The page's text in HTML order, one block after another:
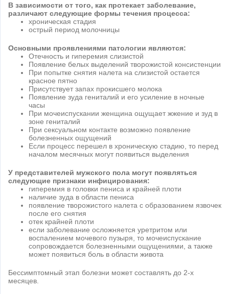
В зависимости от того, как протекает заболевание,
различают следующие формы течения процесса:
хроническая стадия
острый период молочницы
Основными проявлениями патологии являются:
Отечность и гиперемия слизистой
Появление белых выделений творожистой консистенции
При попытке снятия налета на слизистой остается
красное пятно
Присутствует запах прокисшего молока
Появление зуда гениталий и его усиление в ночные
часы
При мочеиспускании женщина ощущает жжение и зуд в
зоне гениталий
При сексуальном контакте возможно появление
болезненных ощущений
Если процесс перешел в хроническую стадию, то перед
началом месячных могут появиться выделения
У представителей мужского пола могут появляться
следующие признаки инфицирования:
гиперемия в головки пениса и крайней плоти
наличие зуда в области пениса
появление творожистого налета с образованием язвочек
после его снятия
отек крайней плоти
если заболевание осложняется уретритом или
воспалением мочевого пузыря, то мочеиспускание
сопровождается болезненными ощущениями, а также
может появиться боль в области живота
Бессимптомный этап болезни может составлять до 2-х
месяцев.